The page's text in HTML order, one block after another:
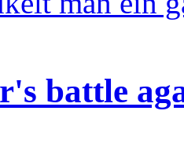
battle